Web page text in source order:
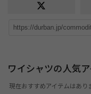
ワイシャツの人気
現在おすすめアイテムはあり